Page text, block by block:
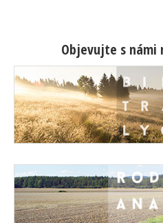
Objevujte s námi